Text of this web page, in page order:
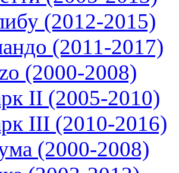
(2012-2015)
(2011-2017)
(2000-2008)
II (2005-2010)
III (2010-2016)
(2000-2008)